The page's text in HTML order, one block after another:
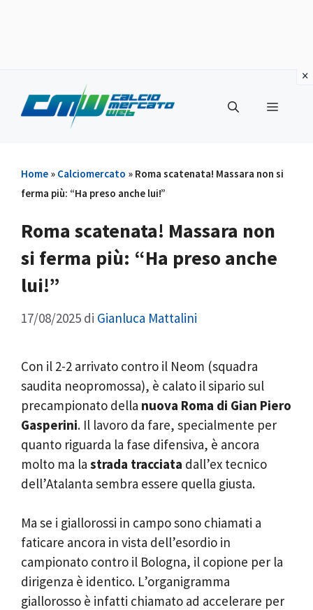
contenuto
Menu
Home » Calciomercato » Roma scatenata! Massara non si
ferma più: “Ha preso anche lui!”
Roma scatenata! Massara non
si ferma più: “Ha preso anche
lui!”
17/08/2025 di Gianluca Mattalini
Con il 2-2 arrivato contro il Neom (squadra
saudita neopromossa), è calato il sipario sul
precampionato della nuova Roma di Gian Piero
Gasperini. Il lavoro da fare, specialmente per
quanto riguarda la fase difensiva, è ancora
molto ma la strada tracciata dall’ex tecnico
dell’Atalanta sembra essere quella giusta.
Ma se i giallorossi in campo sono chiamati a
faticare ancora in vista dell’esordio in
campionato contro il Bologna, il copione per la
dirigenza è identico. L’organigramma
giallorosso è infatti chiamato ad accelerare per